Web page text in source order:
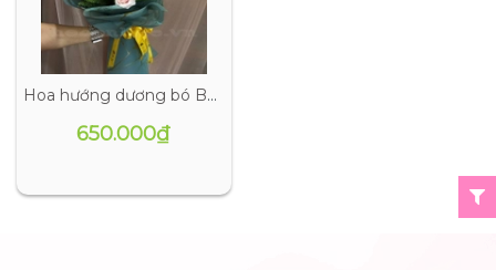
Hoa hướng dương bó BN-B0101
650.000₫